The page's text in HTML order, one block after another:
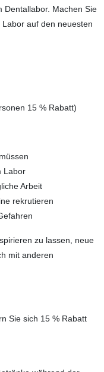
Dentallabor. Machen Sie
auf den neuesten
15 % Rabatt)
Labor
Arbeit
rekrutieren
zu lassen, neue
mit anderen
Sie sich 15 % Rabatt